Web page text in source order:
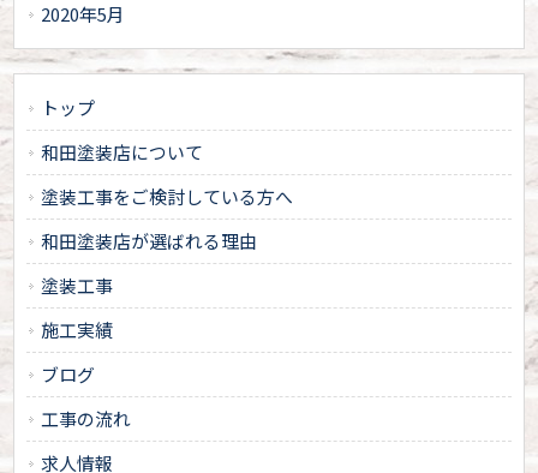
2020年5月
トップ
和田塗装店について
塗装工事をご検討している方へ
和田塗装店が選ばれる理由
塗装工事
施工実績
ブログ
工事の流れ
求人情報